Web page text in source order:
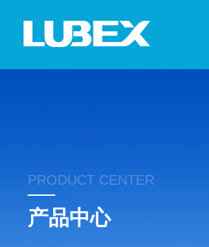
PRODUCT CENTER
产品中心